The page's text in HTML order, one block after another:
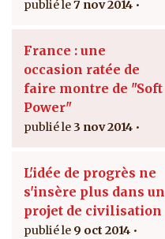
7 nov 2014
France : une
occasion ratée de
faire montre de "Soft
Power"
3 nov 2014
L'idée de progrès ne
s'insère plus dans un
projet de civilisation
9 oct 2014